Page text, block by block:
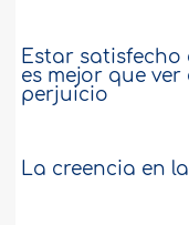
Estar satisfecho
es mejor que
perjuicio
La creencia en